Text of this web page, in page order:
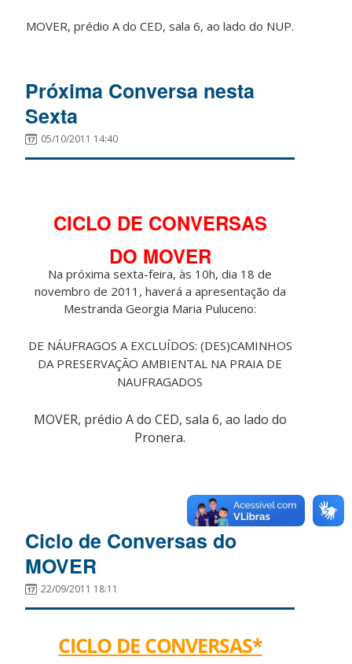
MOVER, prédio A do CED, sala 6, ao lado do NUP.
Próxima Conversa nesta
Sexta
05/10/2011 14:40
CICLO DE CONVERSAS
DO MOVER
Na próxima sexta-feira, às 10h, dia 18 de
novembro de 2011, haverá a apresentação da
Mestranda Georgia Maria Puluceno:
DE NÁUFRAGOS A EXCLUÍDOS: (DES)CAMINHOS
DA PRESERVAÇÃO AMBIENTAL NA PRAIA DE
NAUFRAGADOS
MOVER, prédio A do CED, sala 6, ao lado do
Pronera.
Um
estudo
da
Xondaro
Ciclo de Conversas do
MOVER
22/09/2011 18:11
CICLO DE CONVERSAS*